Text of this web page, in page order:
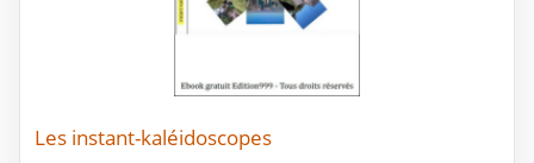
Les instant-kaléidoscopes